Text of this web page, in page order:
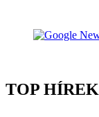
TOP HÍREK